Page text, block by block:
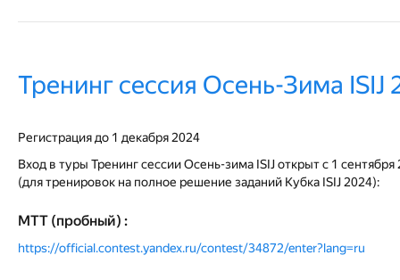
Тренинг сессия Oсень-Зима ISIJ
Регистрация до 1 декабря 2024
Вход в туры Тренинг сессии Осень-зима ISIJ открыт с 1
(для тренировок на полное решение заданий Кубка ISIJ 2024):
MTT (пробный) :
https://official.contest.yandex.ru/contest/34872/enter?lang=ru